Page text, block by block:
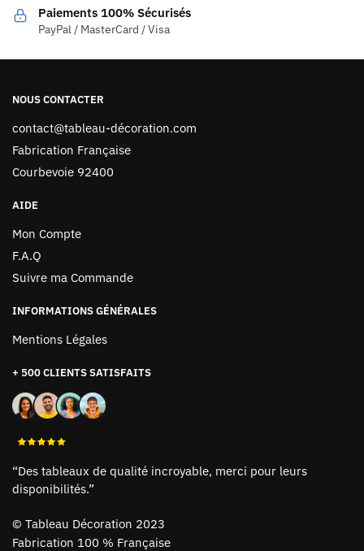
Paiements 100% Sécurisés
PayPal / MasterCard / Visa
NOUS CONTACTER
contact@tableau-décoration.com
Fabrication Française
Courbevoie 92400
AIDE
Mon Compte
F.A.Q
Suivre ma Commande
INFORMATIONS GÉNÉRALES
Mentions Légales
+ 500 CLIENTS SATISFAITS
“Des tableaux de qualité incroyable, merci pour leurs
disponibilités.”
© Tableau Décoration 2023
Fabrication 100 % Française